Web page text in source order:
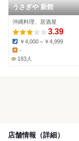
うさぎや 新館
沖縄料理、居酒屋
3.39
Dinner:
￥4,000～￥4,999
-
183人
店舗情報（詳細）